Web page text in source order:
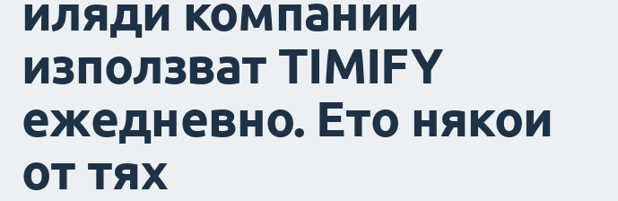
иляди компании
използват TIMIFY
ежедневно. Ето някои
от тях